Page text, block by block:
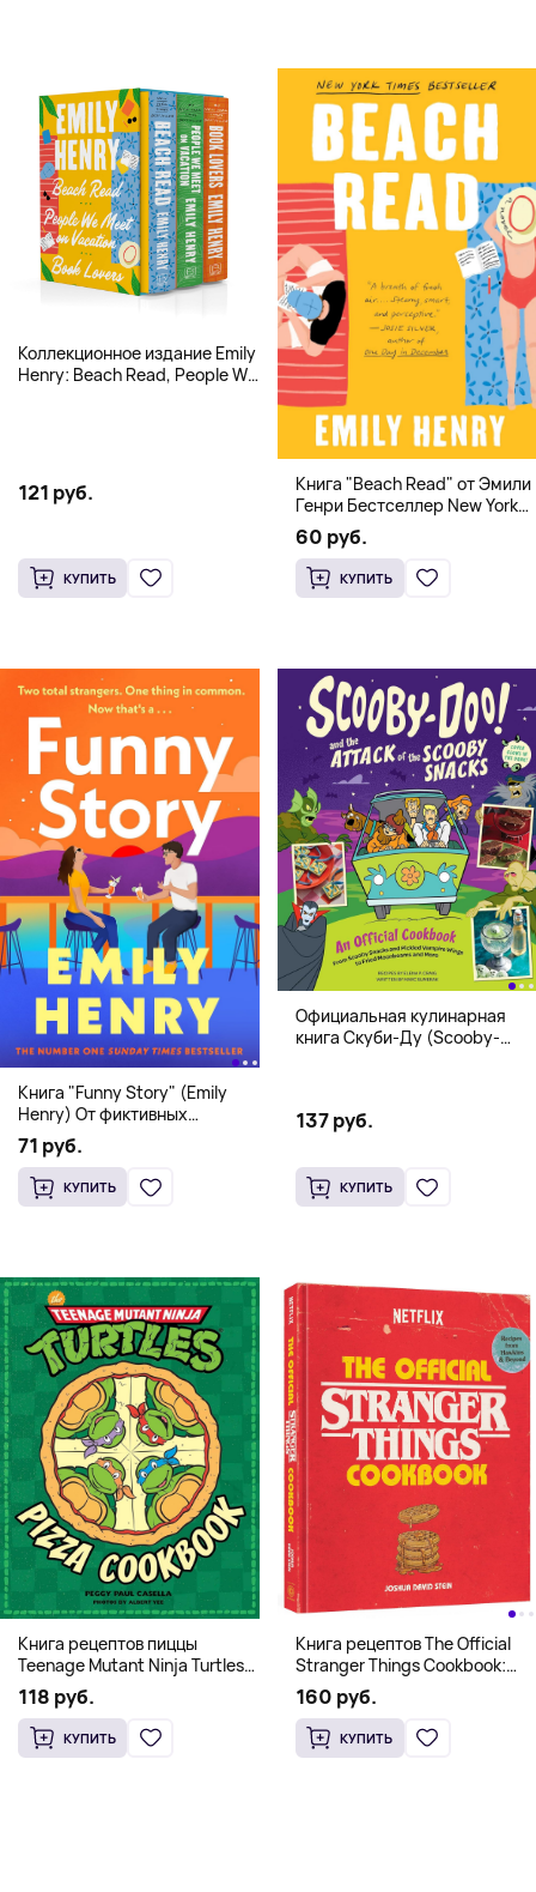
Коллекционное издание Emily
Henry: Beach Read, People We
121 руб.
КУПИТЬ
Книга "Beach Read" от Эмили
Генри Бестселлер New York
Times
60 руб.
КУПИТЬ
Книга "Funny Story" (Emily
Henry) От фиктивных
свиданий к реальной любви
71 руб.
КУПИТЬ
Официальная кулинарная
книга Скуби-Ду (Scooby-
137 руб.
КУПИТЬ
Книга рецептов пиццы
Teenage Mutant Ninja Turtles
Pizza Cookbook (На
английском)
118 руб.
КУПИТЬ
Книга рецептов The Official
Stranger Things Cookbook:
Recipes from Hawkins and
Beyond (На английском)
160 руб.
КУПИТЬ